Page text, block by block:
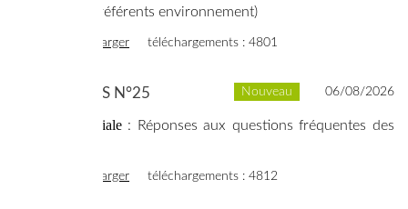
cancer, les référents environnement)
télécharger téléchargements : 4801
Nouveau 06/08/2026
SYNERGIES N°25
Édition spéciale: Réponses aux questions fréquentes des
télécharger téléchargements : 4812